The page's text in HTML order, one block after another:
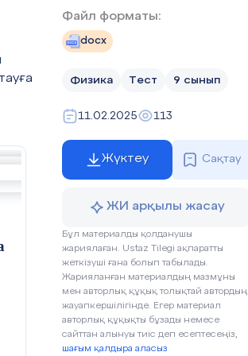
Файл форматы:
docx
Физика Тест 9 сынып
11.02.2025 113
Жүктеу Сақтау
ЖИ арқылы жасау
Бұл материалды қолданушы
жариялаған. Ustaz Tilegi ақпаратты
жеткізуші ғана болып табылады.
Жарияланған материалдың мазмұны
мен авторлық құқық толықтай автордың
жауапкершілігінде. Егер материал
авторлық құқықты бұзады немесе
сайттан алынуы тиіс деп есептесеңіз,
шағым қалдыра аласыз